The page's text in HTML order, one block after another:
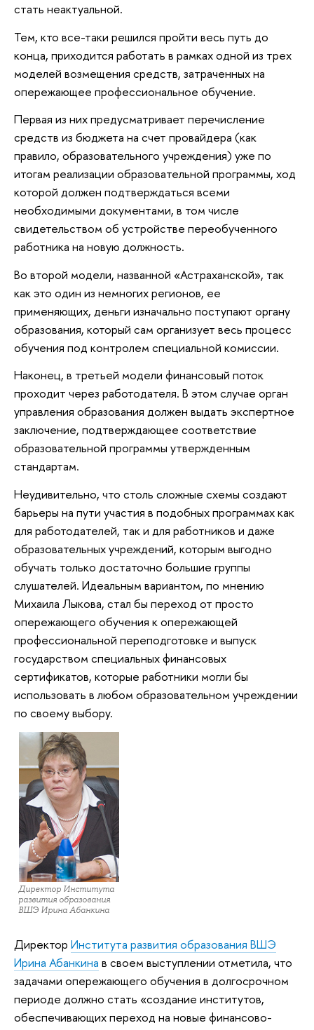
стать неактуальной.
Тем, кто все-таки решился пройти весь путь до
конца, приходится работать в рамках одной из трех
моделей возмещения средств, затраченных на
опережающее профессиональное обучение.
Первая из них предусматривает перечисление
средств из бюджета на счет провайдера (как
правило, образовательного учреждения) уже по
итогам реализации образовательной программы, ход
которой должен подтверждаться всеми
необходимыми документами, в том числе
свидетельством об устройстве переобученного
работника на новую должность.
Во второй модели, названной «Астраханской», так
как это один из немногих регионов, ее
применяющих, деньги изначально поступают органу
образования, который сам организует весь процесс
обучения под контролем специальной комиссии.
Наконец, в третьей модели финансовый поток
проходит через работодателя. В этом случае орган
управления образования должен выдать экспертное
заключение, подтверждающее соответствие
образовательной программы утвержденным
стандартам.
Неудивительно, что столь сложные схемы создают
барьеры на пути участия в подобных программах как
для работодателей, так и для работников и даже
образовательных учреждений, которым выгодно
обучать только достаточно большие группы
слушателей. Идеальным вариантом, по мнению
Михаила Лыкова, стал бы переход от просто
опережающего обучения к опережающей
профессиональной переподготовке и выпуск
государством специальных финансовых
сертификатов, которые работники могли бы
использовать в любом образовательном учреждении
по своему выбору.
Директор Института
развития образования
ВШЭ Ирина Абанкина
Директор Института развития образования ВШЭ
Ирина Абанкина в своем выступлении отметила, что
задачами опережающего обучения в долгосрочном
периоде должно стать «создание институтов,
обеспечивающих переход на новые финансово-